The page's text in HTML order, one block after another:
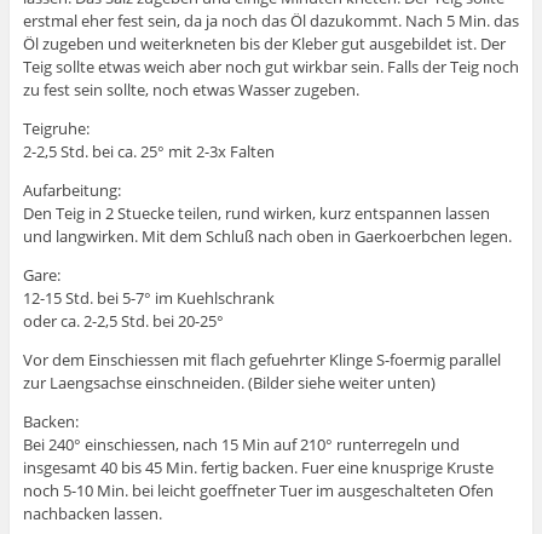
erstmal eher fest sein, da ja noch das Öl dazukommt. Nach 5 Min. das
Öl zugeben und weiterkneten bis der Kleber gut ausgebildet ist. Der
Teig sollte etwas weich aber noch gut wirkbar sein. Falls der Teig noch
zu fest sein sollte, noch etwas Wasser zugeben.
Teigruhe:
2-2,5 Std. bei ca. 25° mit 2-3x Falten
Aufarbeitung:
Den Teig in 2 Stuecke teilen, rund wirken, kurz entspannen lassen
und langwirken. Mit dem Schluß nach oben in Gaerkoerbchen legen.
Gare:
12-15 Std. bei 5-7° im Kuehlschrank
oder ca. 2-2,5 Std. bei 20-25°
Vor dem Einschiessen mit flach gefuehrter Klinge S-foermig parallel
zur Laengsachse einschneiden. (Bilder siehe weiter unten)
Backen:
Bei 240° einschiessen, nach 15 Min auf 210° runterregeln und
insgesamt 40 bis 45 Min. fertig backen. Fuer eine knusprige Kruste
noch 5-10 Min. bei leicht goeffneter Tuer im ausgeschalteten Ofen
nachbacken lassen.